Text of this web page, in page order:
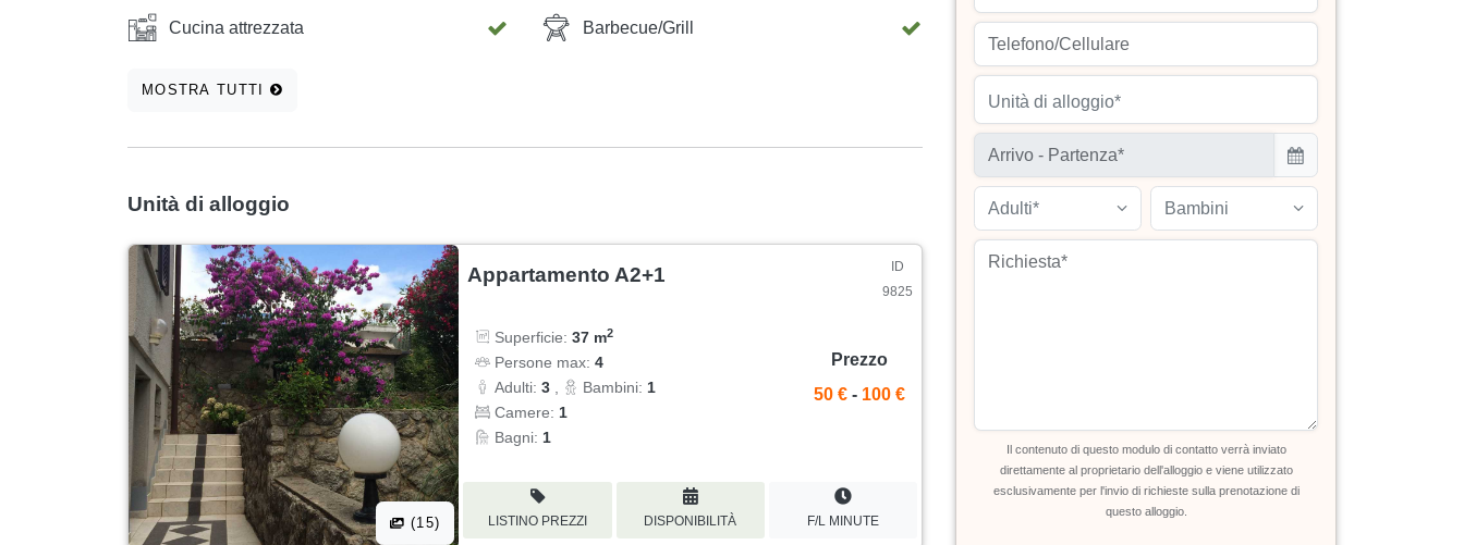
Cucina attrezzata Barbecue/Grill
MOSTRA TUTTI
Unità di alloggio
(15)
Appartamento A2+1
ID
9825
Superficie:37 m2
Persone max:4
Adulti:3 , Bambini:1
Camere:1
Bagni:1
Prezzo
50 € - 100 €
LISTINO PREZZI DISPONIBILITÀ F/L MINUTE
Unità di alloggio*
Adulti* Bambini
Il contenuto di questo modulo di contatto verrà inviato
direttamente al proprietario dell'alloggio e viene utilizzato
esclusivamente per l'invio di richieste sulla prenotazione di
questo alloggio.